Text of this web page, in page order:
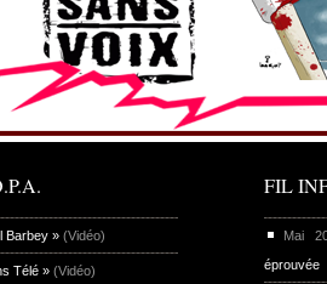
Barbey » (Vidéo)
Télé » (Vidéo)
FIL
Mai
éprouvée